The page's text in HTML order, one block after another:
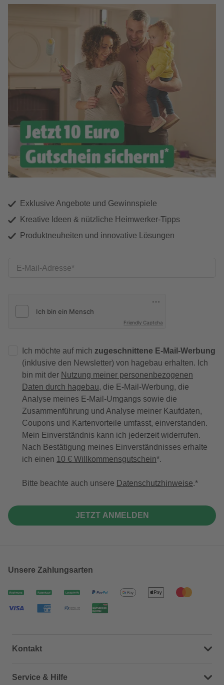
Exklusive Angebote und Gewinnspiele
Kreative Ideen & nützliche Heimwerker-Tipps
Produktneuheiten und innovative Lösungen
E-Mail-Adresse
Friendly Captcha
Ich möchte auf mich zugeschnittene E-Mail-Werbung
(inklusive den Newsletter) von hagebau erhalten. Ich
bin mit der Nutzung meiner personenbezogenen
Daten durch hagebau, die E-Mail-Werbung, die
Analyse meines E-Mail-Umgangs sowie die
Zusammenführung und Analyse meiner Kaufdaten,
Coupons und Kartenvorteile umfasst, einverstanden.
Mein Einverständnis kann ich jederzeit widerrufen.
Nach Bestätigung meines Einverständnisses erhalte
ich einen 10 € Willkommensgutschein*.
Bitte beachte auch unsere Datenschutzhinweise.
JETZT ANMELDEN
Unsere Zahlungsarten
Kontakt
Dein Kontakt zu uns
Service & Hilfe